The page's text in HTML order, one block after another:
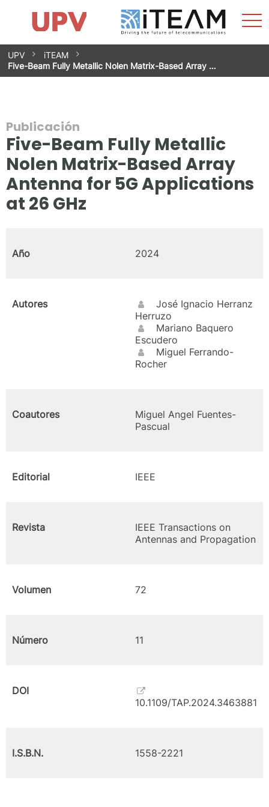
Saltar
contenido
Impacto
Grupos de investigación
Instalaciones
Spin-offs
Contacto
Prácticas
Noticias
Unidad de Igualdad
UPV
iTEAM
Five-Beam Fully Metallic Nolen Matrix-Based Array …
Publicación
Five-Beam Fully Metallic
Nolen Matrix-Based Array
Antenna for 5G Applications
at 26 GHz
Año 2024
Autores
José Ignacio Herranz
Herruzo
Mariano Baquero
Escudero
Miguel Ferrando-
Rocher
Coautores
Miguel Angel Fuentes-
Pascual
Editorial IEEE
Revista
IEEE Transactions on
Antennas and Propagation
Volumen 72
Número 11
DOI
10.1109/TAP.2024.3463881
I.S.B.N. 1558-2221